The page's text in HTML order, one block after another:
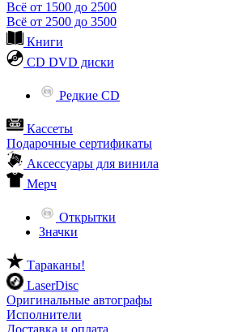
Всё от 1500 до 2500
Всё от 2500 до 3500
Книги
CD DVD диски
Редкие CD
Кассеты
Подарочные сертификаты
Аксессуары для винила
Мерч
Открытки
Значки
Тараканы!
LaserDisc
Оригинальные автографы
Исполнители
Доставка и оплата